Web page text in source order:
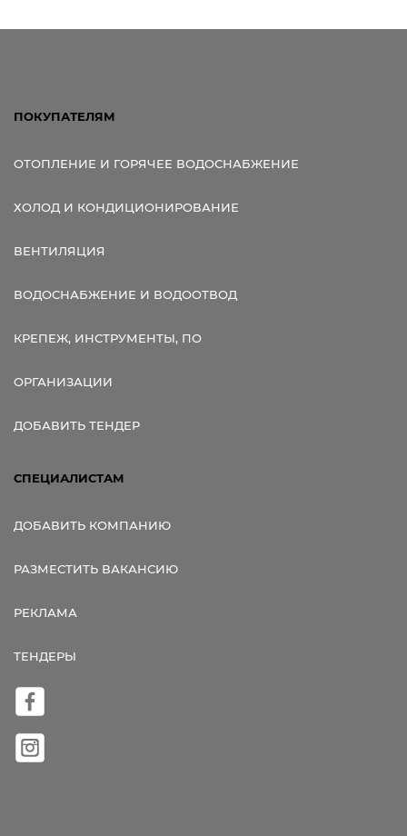
ПОКУПАТЕЛЯМ
ОТОПЛЕНИЕ И ГОРЯЧЕЕ ВОДОСНАБЖЕНИЕ
ХОЛОД И КОНДИЦИОНИРОВАНИЕ
ВЕНТИЛЯЦИЯ
ВОДОСНАБЖЕНИЕ И ВОДООТВОД
КРЕПЕЖ, ИНСТРУМЕНТЫ, ПО
ОРГАНИЗАЦИИ
ДОБАВИТЬ ТЕНДЕР
СПЕЦИАЛИСТАМ
ДОБАВИТЬ КОМПАНИЮ
РАЗМЕСТИТЬ ВАКАНСИЮ
РЕКЛАМА
ТЕНДЕРЫ